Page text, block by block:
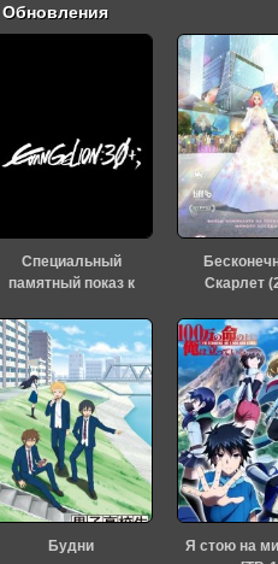
Обновления
Специальный
памятный показ к
(2026)
Скарлет
Будни
Я стою на